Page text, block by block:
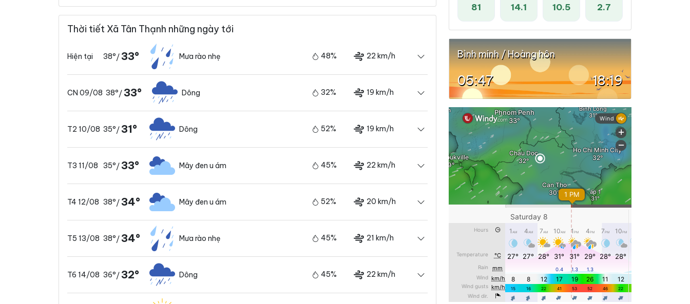
Thời tiết Xã Tân Thạnh những ngày tới
Hiện tại 38°/33° Mưa rào nhẹ 48% 22 km/h
CN 09/08 38°/33° Dông 32% 19 km/h
T2 10/08 35°/31° Dông 52% 19 km/h
T3 11/08 35°/33° Mây đen u ám 45% 22 km/h
T4 12/08 38°/34° Mây đen u ám 52% 20 km/h
T5 13/08 38°/34° Mưa rào nhẹ 45% 21 km/h
T6 14/08 36°/32° Dông 45% 22 km/h
81 14.1 10.5 2.7
Bình minh / Hoàng hôn
05:47 18:19